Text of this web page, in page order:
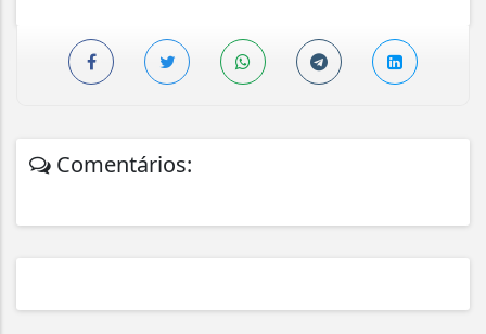
Comentários: